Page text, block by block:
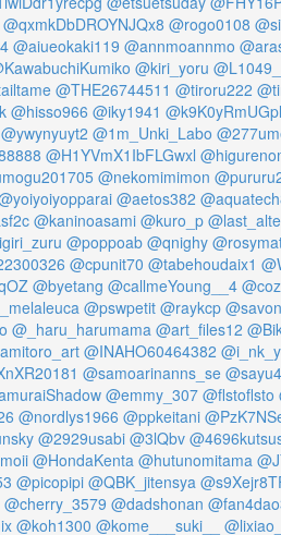
@qxmkDbDROYNJQx8 @rogo0108
@aiueokaki119 @annmoannmo
@kiri_yoru
@THE26744511 @tiroru222
@hisso966 @iky1941
@ywynyuyt2 @1m_Unki_Labo
@H1YVmX1IbFLGwxl
@nekomimimon
@aetos382
@kaninoasami @kuro_p
@poppoab @qnighy
@cpunit70 @tabehoudaix1
@byetang @callmeYoung__4
@pswpetit @raykcp
@_haru_harumama @art_files12
@INAHO60464382
@samoarinanns_se
@emmy_307 @flstoflsto
@nordlys1966 @ppkeitani
@2929usabi @3lQbv
@HondaKenta @hutunomitama
@picopipi @QBK_jitensya
@cherry_3579 @dadshonan
@koh1300 @kome___suki__